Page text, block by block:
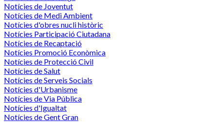
Notícies de Joventut
Notícies de Medi Ambient
Notícies d'obres nucli històric
Notícies Participació Ciutadana
Notícies de Recaptació
Notícies Promoció Econòmica
Notícies de Protecció Civil
Notícies de Salut
Notícies de Serveis Socials
Notícies d'Urbanisme
Notícies de Via Pública
Notícies d'Igualtat
Notícies de Gent Gran